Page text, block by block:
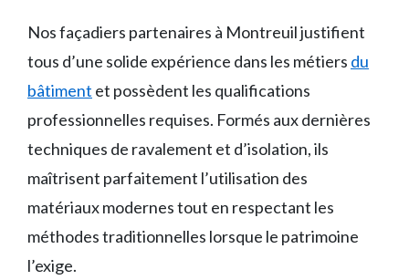
Nos façadiers partenaires à Montreuil justifient
tous d’une solide expérience dans les métiers du
bâtiment et possèdent les qualifications
professionnelles requises. Formés aux dernières
techniques de ravalement et d’isolation, ils
maîtrisent parfaitement l’utilisation des
matériaux modernes tout en respectant les
méthodes traditionnelles lorsque le patrimoine
l’exige.